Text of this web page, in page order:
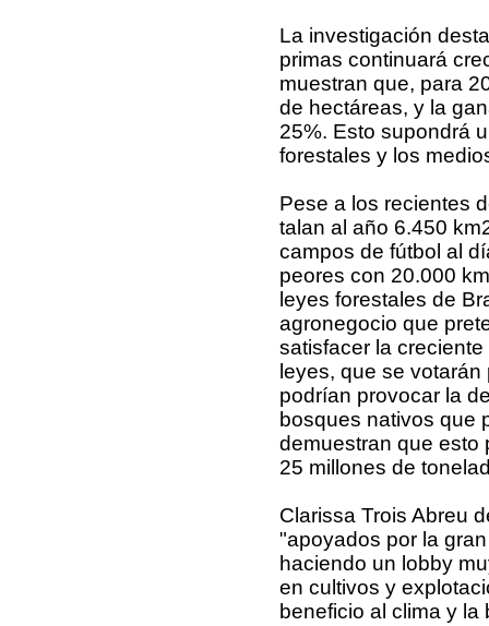
La investigación
primas continuará
muestran que, para
de hectáreas, y la
25%. Esto supondrá
forestales y los
Pese a los recientes
talan al año 6.450
campos de fútbol al
peores con 20.000
leyes forestales de
agronegocio que
satisfacer la
leyes, que se
podrían provocar la
bosques nativos que
demuestran que esto
25 millones de
Clarissa Trois Abreu
"apoyados por la
haciendo un lobby
en cultivos y
beneficio al clima y